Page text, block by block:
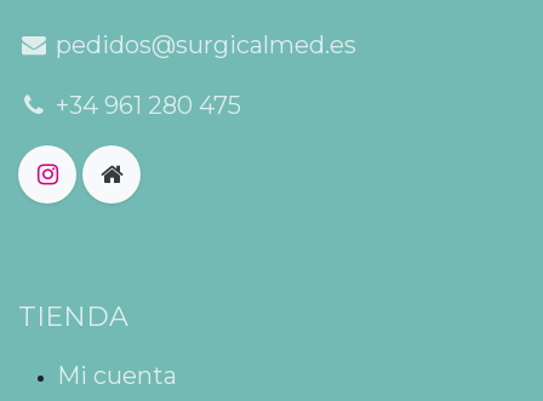
pedidos@surgicalmed.es
+34 961 280 475
TIENDA
Mi cuenta